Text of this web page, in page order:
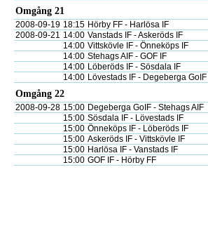
Omgång 21
2008-09-19 18:15 Hörby FF - Harlösa IF
2008-09-21 14:00 Vanstads IF - Askeröds IF
14:00 Vittskövle IF - Önneköps IF
14:00 Stehags AIF - GOF IF
14:00 Löberöds IF - Sösdala IF
14:00 Lövestads IF - Degeberga GoIF
Omgång 22
2008-09-28 15:00 Degeberga GoIF - Stehags AIF
15:00 Sösdala IF - Lövestads IF
15:00 Önneköps IF - Löberöds IF
15:00 Askeröds IF - Vittskövle IF
15:00 Harlösa IF - Vanstads IF
15:00 GOF IF - Hörby FF